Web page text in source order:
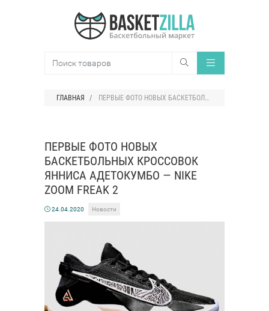
ГЛАВНАЯ ПЕРВЫЕ ФОТО НОВЫХ БАСКЕТБОЛЬНЫХ КРОССОВОК ЯННИСА АДЕТОКУМБО — NIKE ZOOM FREAK 2
ПЕРВЫЕ ФОТО НОВЫХ
БАСКЕТБОЛЬНЫХ КРОССОВОК
ЯННИСА АДЕТОКУМБО — NIKE
ZOOM FREAK 2
24.04.2020 Новости